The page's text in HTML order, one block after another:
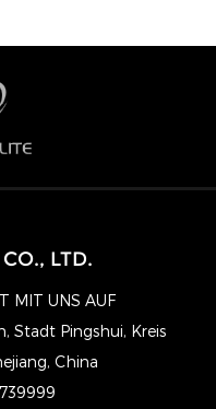
LTD.
MIT UNS AUF
Stadt Pingshui, Kreis
China